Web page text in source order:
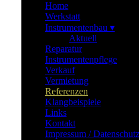
Home
Werkstatt
Instru­menten­bau ▾
Aktuell
Reparatur
Instrumentenpflege
Verkauf
Vermietung
Referenzen
Klangbeispiele
Links
Kontakt
Impressum /